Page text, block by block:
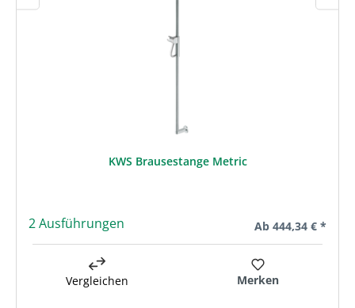
KWS Brausestange Metric
2 Ausführungen Regulärer Preis:
Ab 444,34 € *
Vergleichen Merken